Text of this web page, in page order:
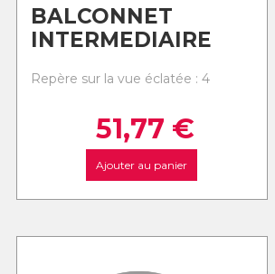
BALCONNET
INTERMEDIAIRE
Repère sur la vue éclatée : 4
51,77 €
Ajouter au panier